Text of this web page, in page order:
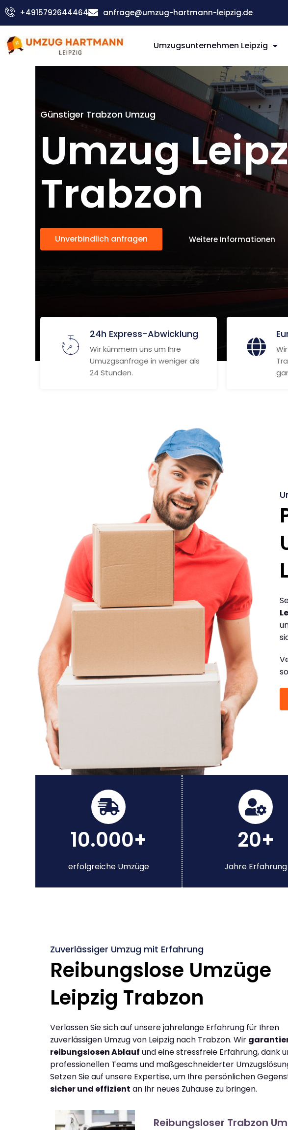
Zum
Inhalt
+4915792644464 anfrage@umzug-hartmann-leipzig.de
Umzugsunternehmen Leipzig
Günstiger Trabzon Umzug
Umzug
Trabzon
Unverbindlich anfragen Weitere Informationen
24h Express-Abwicklung
Wir kümmern uns um Ihre
Umuzgsanfrage in weniger als
24 Stunden.
10.000+
erfolgreiche Umzüge
20+
Jahre Erfahrung
Zuverlässiger Umzug mit Erfahrung
Reibungslose Umzüge
Leipzig Trabzon
Verlassen Sie sich auf unsere jahrelange Erfahrung für Ihren
zuverlässigen Umzug von Leipzig nach Trabzon. Wir
reibungslosen Ablauf und eine stressfreie Erfahrung, dank
professionellen Teams und maßgeschneiderter
Setzen Sie auf unsere Expertise, um Ihre persönlichen
sicher und effizient an Ihr neues Zuhause zu bringen.
Reibungsloser Trabzon